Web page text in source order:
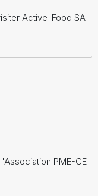
Active-Food SA
PME-CE